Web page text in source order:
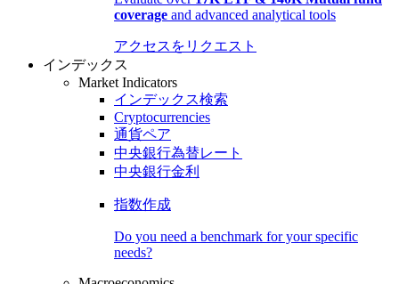
coverage and advanced analytical tools
アクセスをリクエスト
インデックス
Market Indicators
インデックス検索
Cryptocurrencies
通貨ペア
中央銀行為替レート
中央銀行金利
指数作成
Do you need a benchmark for your specific
needs?